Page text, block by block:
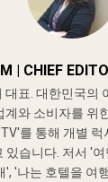
| CHIEF
대표. 대한민국의
계와 소비자를 위
를 통해 개별
있습니다. 저서 '
', '나는 호텔을 여